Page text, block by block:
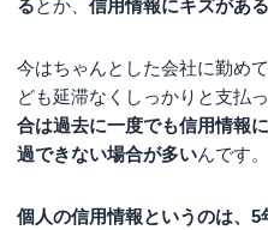
るとか、 信用情報にキズがある
今はちゃんとした会社に勤め
ども延滞なくしっかりと支払
合は過去に一度でも信用情報
過できない場合が多いんです。
個人の信用情報というのは、5